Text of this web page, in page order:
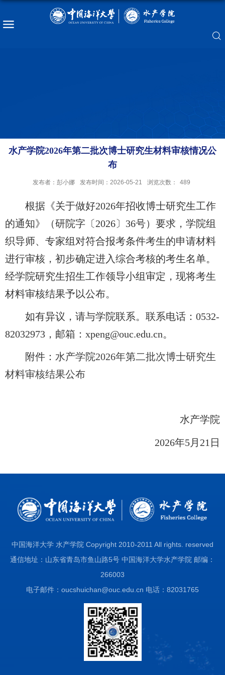
水产学院2026年第二批次博士研究生材料审核情况公
布
发布者：彭小娜 发布时间：2026-05-21 浏览次数： 489
根据《关于做好2026年招收博士研究生工作
的通知》
（研院字〔2026〕36号） 要求 ， 学院组
织导师、专家组对符合报考条件考生的申请材料
进行审核 ， 初步确定进入综合考核的考生名单。
经学院研究生招生工作领导小组审定 ，现将考生
材料审核结果予以公布。
如有异议 ，请与学院联系。联系电话： 0532-
82032973 ， 邮箱： xpeng@ouc.edu.cn。
附件： 水产学院2026年第二批次博士研究生
材料审核结果公布
水产学院
2026年5月 21 日
中国海洋大学 水产学院 Copyright 2010-2011 All rights. reserved
通信地址：山东省青岛市鱼山路5号 中国海洋大学水产学院 邮编：
266003
电子邮件：oucshuichan@ouc.edu.cn 电话：82031765